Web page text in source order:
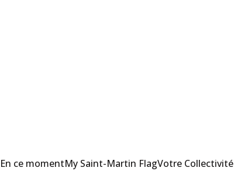
En ce momentMy Saint-Martin FlagVotre Collectivité